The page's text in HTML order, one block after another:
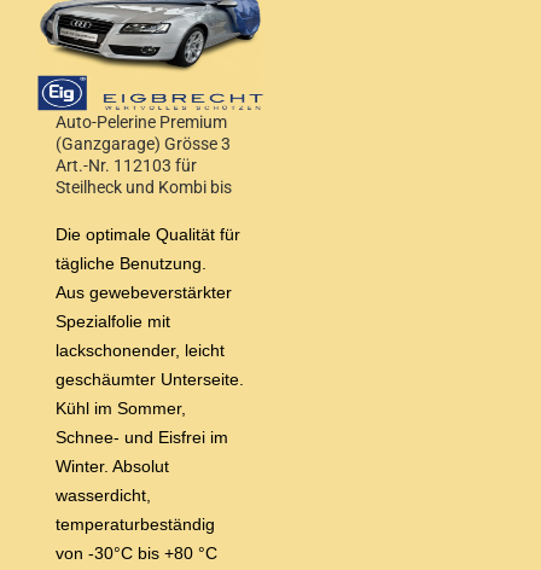
Auto-Pelerine Premium
(Ganzgarage) Grösse 3
Art.-Nr. 112103 für
Steilheck und Kombi bis
Die optimale Qualität für
tägliche Benutzung.
Aus gewebeverstärkter
Spezialfolie mit
lackschonender, leicht
geschäumter Unterseite.
Kühl im Sommer,
Schnee- und Eisfrei im
Winter. Absolut
wasserdicht,
temperaturbeständig
von -30°C bis +80 °C